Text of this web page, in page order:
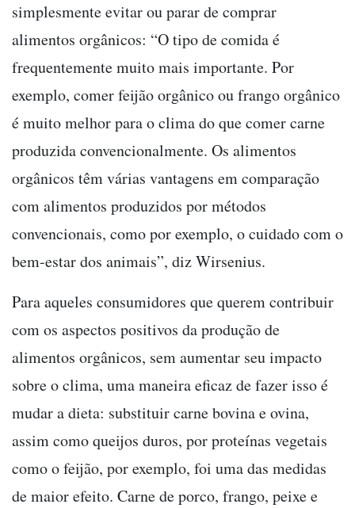
simplesmente evitar ou parar de comprar
alimentos orgânicos: “O tipo de comida é
frequentemente muito mais importante. Por
exemplo, comer feijão orgânico ou frango orgânico
é muito melhor para o clima do que comer carne
produzida convencionalmente. Os alimentos
orgânicos têm várias vantagens em comparação
com alimentos produzidos por métodos
convencionais, como por exemplo, o cuidado com o
bem-estar dos animais”, diz Wirsenius.
Para aqueles consumidores que querem contribuir
com os aspectos positivos da produção de
alimentos orgânicos, sem aumentar seu impacto
sobre o clima, uma maneira eficaz de fazer isso é
mudar a dieta: substituir carne bovina e ovina,
assim como queijos duros, por proteínas vegetais
como o feijão, por exemplo, foi uma das medidas
de maior efeito. Carne de porco, frango, peixe e